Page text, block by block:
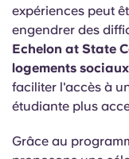
Sélectionnez
expériences peut
engendrer des
Echelon at State
logements
faciliter l'accès à
étudiante plus
Grâce au